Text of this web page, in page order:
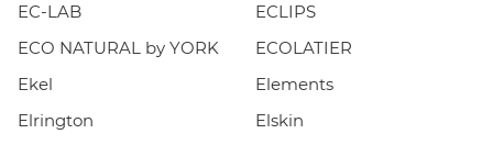
EC-LAB
ECLIPS
ECO NATURAL by YORK
ECOLATIER
Ekel
Elements
Elrington
Elskin